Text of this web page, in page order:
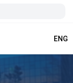
ENG